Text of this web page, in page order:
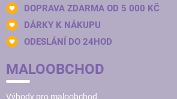
DOPRAVA ZDARMA OD 5 000 KČ
DÁRKY K NÁKUPU
ODESLÁNÍ DO 24HOD
MALOOBCHOD
Výhody pro maloobchod.